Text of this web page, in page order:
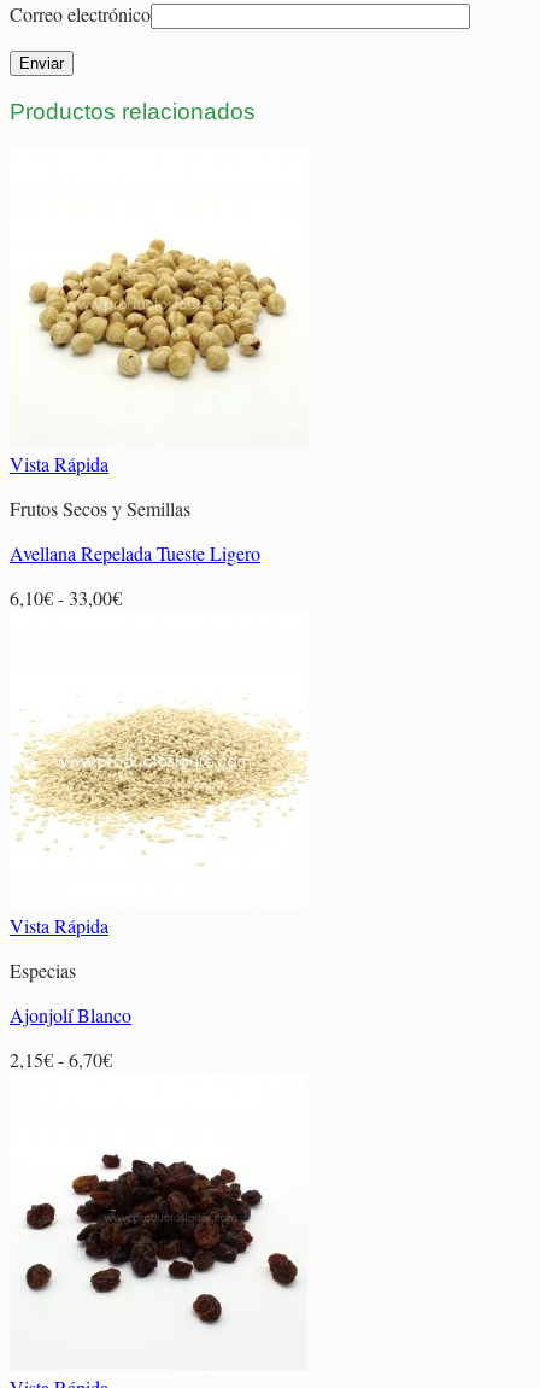
Correo electrónico
Productos relacionados
Vista Rápida
Frutos Secos y Semillas
Avellana Repelada Tueste Ligero
6,10€- 33,00€Rango
6,10€
hasta
33,00€
Vista Rápida
Especias
Ajonjolí Blanco
2,15€-6,70€Rango
2,15€
hasta
6,70€